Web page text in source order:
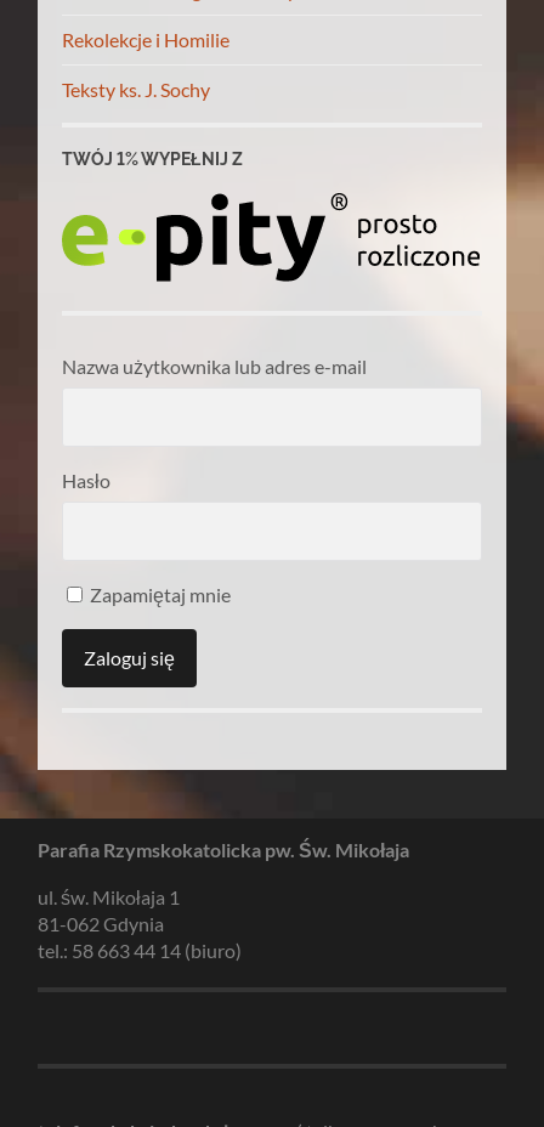
Rekolekcje i Homilie
Teksty ks. J. Sochy
TWÓJ 1% WYPEŁNIJ Z
Nazwa użytkownika lub adres e-mail
Hasło
Zapamiętaj mnie
Parafia Rzymskokatolicka pw. Św. Mikołaja
ul. św. Mikołaja 1
81-062 Gdynia
tel.: 58 663 44 14 (biuro)